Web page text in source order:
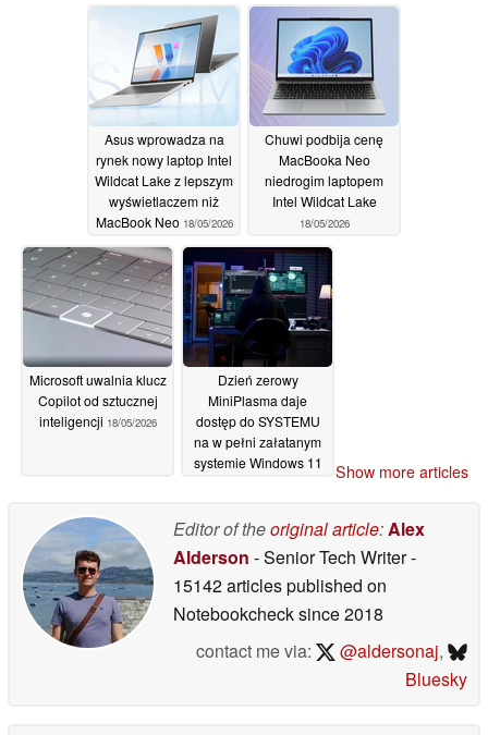
wyświetlaczem
20/05/2026
Asus wprowadza na
rynek nowy laptop Intel
Wildcat Lake z lepszym
wyświetlaczem niż
MacBook Neo 18/05/2026
Chuwi podbija cenę
MacBooka Neo
niedrogim laptopem
Intel Wildcat Lake
18/05/2026
Microsoft uwalnia klucz
Copilot od sztucznej
inteligencji 18/05/2026
Dzień zerowy
MiniPlasma daje
dostęp do SYSTEMU
na w pełni załatanym
systemie Windows 11
Show more articles
Editor of theoriginal article:Alex
Alderson - Senior Tech Writer-
15142 articles published on
Notebookchecksince 2018
contact me via:
@aldersonaj,
Bluesky